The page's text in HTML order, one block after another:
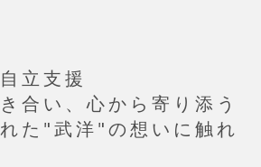
立支援
合い、心から寄り添う
た"武洋"の想いに触れ